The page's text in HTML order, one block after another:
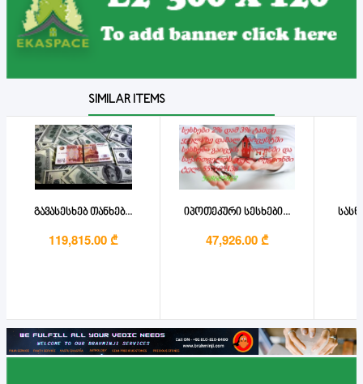
SIMILAR ITEMS
გავასესხებ თანხებ...
119,815.00 ₾
იპოთეკური სესხები...
47,926.00 ₾